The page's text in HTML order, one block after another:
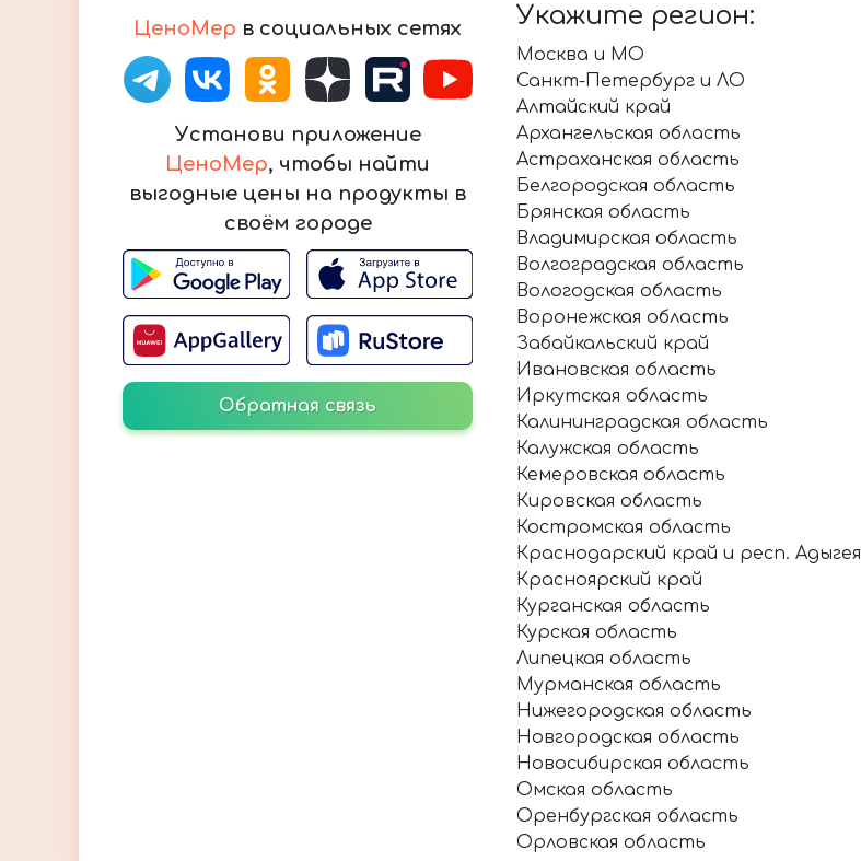
ЦеноМер в социальных сетях
Установи приложение
ЦеноМер, чтобы найти
выгодные цены на продукты в
своём городе
Обратная связь
Укажите регион:
Москва и МО
Санкт-Петербург и ЛО
Алтайский край
Архангельская область
Астраханская область
Белгородская область
Брянская область
Владимирская область
Волгоградская область
Вологодская область
Воронежская область
Забайкальский край
Ивановская область
Иркутская область
Калининградская область
Калужская область
Кемеровская область
Кировская область
Костромская область
Краснодарский край и респ. Адыгея
Красноярский край
Курганская область
Курская область
Липецкая область
Мурманская область
Нижегородская область
Новгородская область
Новосибирская область
Омская область
Оренбургская область
Орловская область